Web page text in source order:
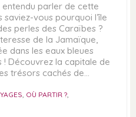
parler de cette
vous pourquoi l’île
perles des Caraïbes ?
de la Jamaïque,
dans les eaux bleues
! Découvrez la capitale de
trésors cachés de…
, OÙ PARTIR ?,